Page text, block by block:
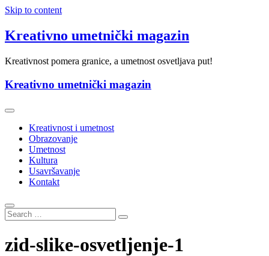
Skip to content
Kreativno umetnički magazin
Kreativnost pomera granice, a umetnost osvetljava put!
Kreativno umetnički magazin
Kreativnost i umetnost
Obrazovanje
Umetnost
Kultura
Usavršavanje
Kontakt
zid-slike-osvetljenje-1